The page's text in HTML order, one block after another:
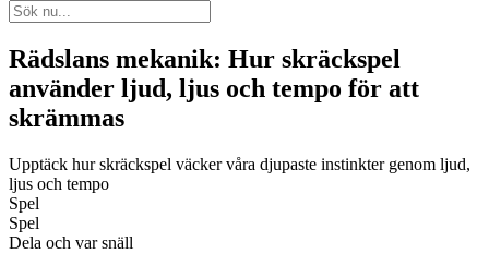
Rädslans mekanik: Hur skräckspel
använder ljud, ljus och tempo för att
skrämmas
Upptäck hur skräckspel väcker våra djupaste instinkter genom ljud,
ljus och tempo
Spel
Spel
Dela och var snäll